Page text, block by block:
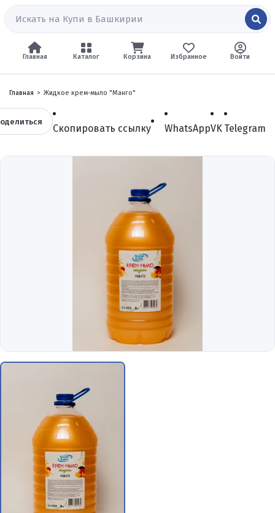
Главная Каталог Войти
Избранное
Корзина
Главная Жидкое крем-мыло "Манго"
Скопировать ссылку WhatsAppVK Telegram